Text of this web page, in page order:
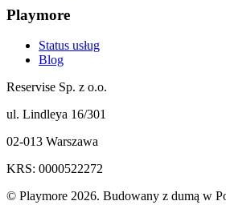
Playmore
Status usług
Blog
Reservise Sp. z o.o.
ul. Lindleya 16/301
02-013 Warszawa
KRS: 0000522272
© Playmore 2026. Budowany z dumą w